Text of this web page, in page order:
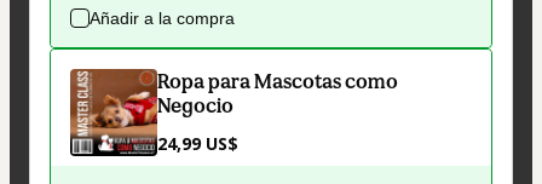
Añadir a la compra
Ropa para Mascotas como
Negocio
24,99 US$